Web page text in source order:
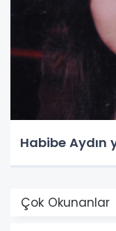
Çok Okunanlar